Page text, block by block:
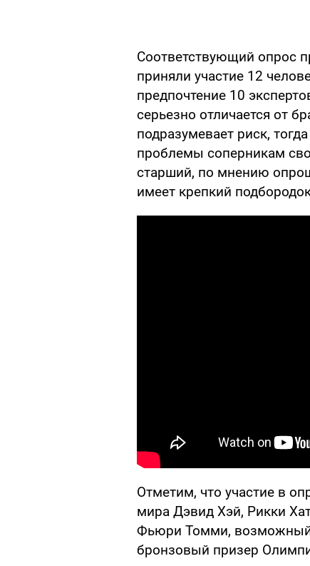
Соответствующий опрос
приняли участие 12
предпочтение 10
серьезно отличается от
подразумевает риск,
проблемы соперникам
старший, по мнению
имеет крепкий
Отметим, что участие в
мира Дэвид Хэй, Рикки
Фьюри Томми, возможный
бронзовый призер